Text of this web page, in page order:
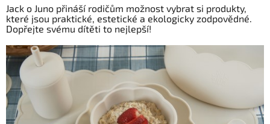
Jack o Juno přináší rodičům možnost vybrat si produkty,
které jsou praktické, estetické a ekologicky zodpovědné.
Dopřejte svému dítěti to nejlepší!